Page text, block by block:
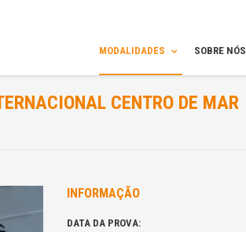
MODALIDADES SOBRE NÓS
CENTRO DE MAR
INFORMAÇÃO
DATA DA PROVA: